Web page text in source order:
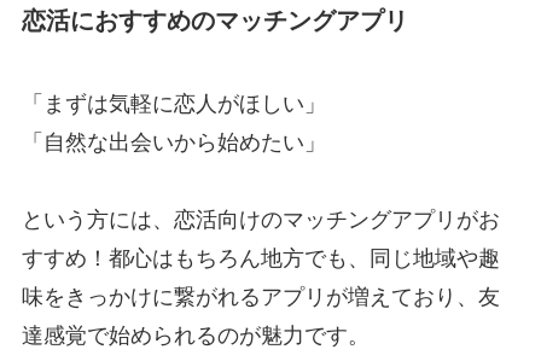
恋活におすすめのマッチングアプリ
「まずは気軽に恋人がほしい」
「自然な出会いから始めたい」
という方には、恋活向けのマッチングアプリがお
すすめ！都心はもちろん地方でも、同じ地域や趣
味をきっかけに繋がれるアプリが増えており、友
達感覚で始められるのが魅力です。